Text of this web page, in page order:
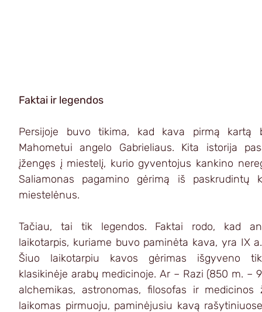
Faktai ir legendos
Persijoje buvo tikima, kad kava pirmą kartą
Mahometui angelo Gabrieliaus. Kita istorija
įžengęs į miestelį, kurio gyventojus kankino
Saliamonas pagamino gėrimą iš
miestelėnus.
Tačiau, tai tik legendos. Faktai rodo, kad
laikotarpis, kuriame buvo paminėta kava, yra IX
Šiuo laikotarpiu kavos gėrimas išgyveno
klasikinėje arabų medicinoje. Ar – Razi (850 m. –
alchemikas, astronomas, filosofas ir medicinos
laikomas pirmuoju, paminėjusiu kavą